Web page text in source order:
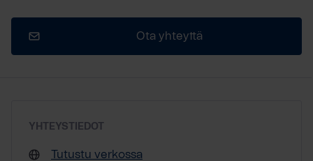
Ota yhteyttä
YHTEYSTIEDOT
Tutustu verkossa